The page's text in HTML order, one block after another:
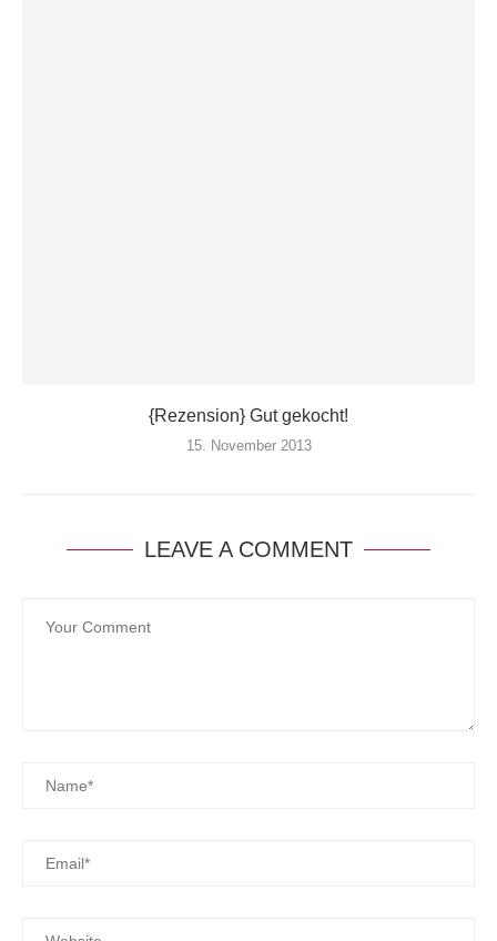
{Rezension} Gut gekocht!
15. November 2013
LEAVE A COMMENT